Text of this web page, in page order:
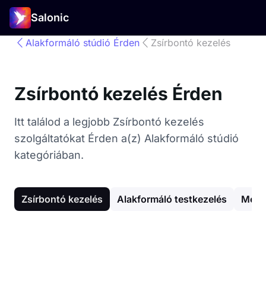
Salonic
Alakformáló stúdió Érden Zsírbontó kezelés
Zsírbontó kezelés Érden
Itt találod a legjobb Zsírbontó kezelés
szolgáltatókat Érden a(z) Alakformáló stúdió
kategóriában.
Zsírbontó kezelés Alakformáló testkezelés